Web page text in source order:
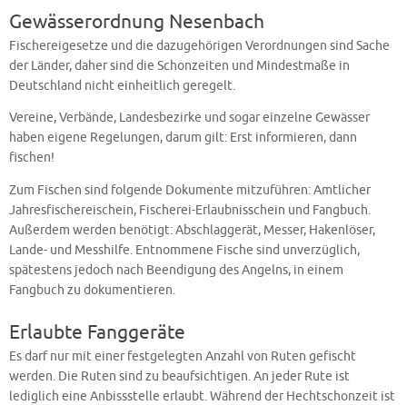
Gewässerordnung Nesenbach
Fischereigesetze und die dazugehörigen Verordnungen sind Sache
der Länder, daher sind die Schonzeiten und Mindestmaße in
Deutschland nicht einheitlich geregelt.
Vereine, Verbände, Landesbezirke und sogar einzelne Gewässer
haben eigene Regelungen, darum gilt: Erst informieren, dann
fischen!
Zum Fischen sind folgende Dokumente mitzuführen: Amtlicher
Jahresfischereischein, Fischerei-Erlaubnisschein und Fangbuch.
Außerdem werden benötigt: Abschlaggerät, Messer, Hakenlöser,
Lande- und Messhilfe. Entnommene Fische sind unverzüglich,
spätestens jedoch nach Beendigung des Angelns, in einem
Fangbuch zu dokumentieren.
Erlaubte Fanggeräte
Es darf nur mit einer festgelegten Anzahl von Ruten gefischt
werden. Die Ruten sind zu beaufsichtigen. An jeder Rute ist
lediglich eine Anbissstelle erlaubt. Während der Hechtschonzeit ist